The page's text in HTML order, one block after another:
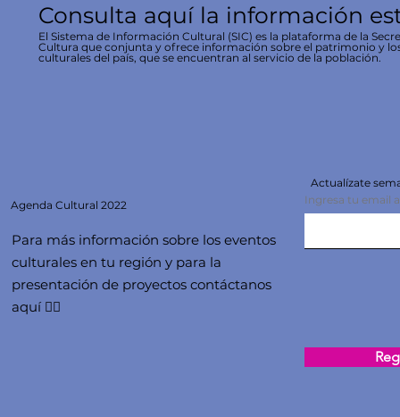
Consulta aquí la información
El Sistema de Información Cultural (SIC) es la plataforma de la
Cultura que conjunta y ofrece información sobre el patrimonio y
culturales del país, que se encuentran al servicio de la población.
Agenda Cultural 2022
Para más información sobre los eventos
culturales en tu región y para la
presentación de proyectos contáctanos
aquí 👇🏻
Actualízate
Ingresa tu email